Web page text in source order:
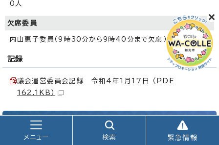
0人
欠席委員
内山恵子委員（9時30分から9時40分まで欠席）
記録
議会運営委員会記録 令和4年1月17日 （PDF
162.1KB）
令和4年1月11日（火曜日）10時22分
メニュー 検索 緊急情報